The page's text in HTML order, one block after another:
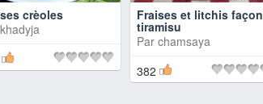
crèoles
khadyja
Fraises et litchis façon
tiramisu
Par chamsaya
382